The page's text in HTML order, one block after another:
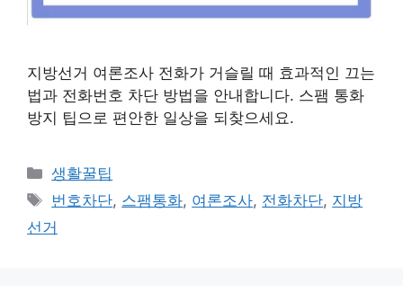
지방선거 여론조사 전화가 거슬릴 때 효과적인 끄는
법과 전화번호 차단 방법을 안내합니다. 스팸 통화
방지 팁으로 편안한 일상을 되찾으세요.
카
테
리
생활꿀팁
태
그
번호차단, 스팸통화, 여론조사, 전화차단, 지방
선거